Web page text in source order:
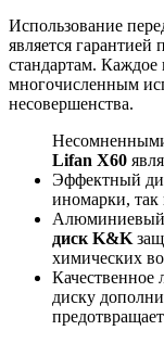
Использование
является гарантией
стандартам. Каждое
многочисленным
несовершенства.
Lifan X60
Эффектный
иномарки, так
Алюминиевый
диск K&K
химических
Качественное
диску